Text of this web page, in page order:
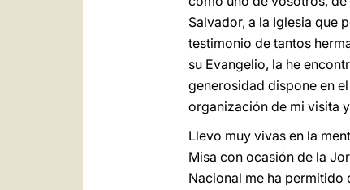
Salvador, a la Iglesia que
testimonio de tantos
su Evangelio, la he
generosidad dispone en
organización de mi visita
Llevo muy vivas en la
Misa con ocasión de la
Nacional me ha